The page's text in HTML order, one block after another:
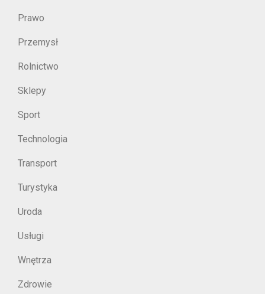
Prawo
Przemysł
Rolnictwo
Sklepy
Sport
Technologia
Transport
Turystyka
Uroda
Usługi
Wnętrza
Zdrowie